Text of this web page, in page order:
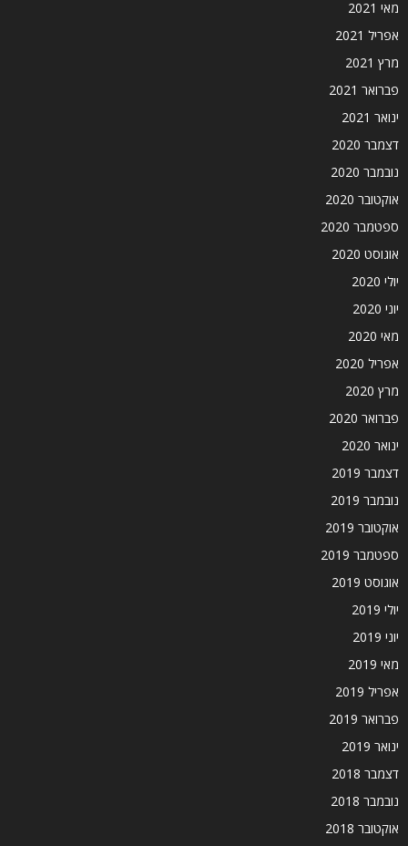
מאי 2021
אפריל 2021
מרץ 2021
פברואר 2021
ינואר 2021
דצמבר 2020
נובמבר 2020
אוקטובר 2020
ספטמבר 2020
אוגוסט 2020
יולי 2020
יוני 2020
מאי 2020
אפריל 2020
מרץ 2020
פברואר 2020
ינואר 2020
דצמבר 2019
נובמבר 2019
אוקטובר 2019
ספטמבר 2019
אוגוסט 2019
יולי 2019
יוני 2019
מאי 2019
אפריל 2019
פברואר 2019
ינואר 2019
דצמבר 2018
נובמבר 2018
אוקטובר 2018